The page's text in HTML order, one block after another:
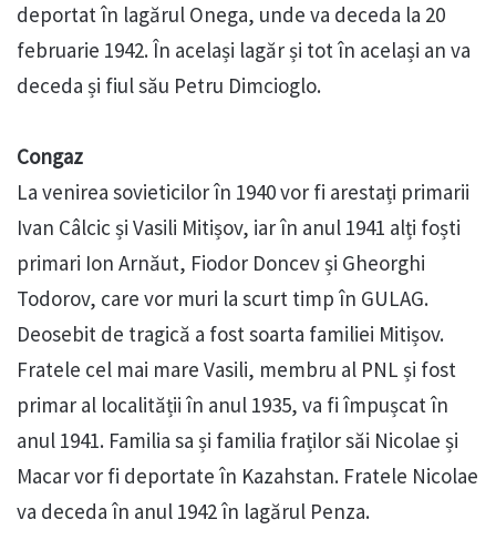
deportat în lagărul Onega, unde va deceda la 20
februarie 1942. În același lagăr și tot în același an va
deceda și fiul său Petru Dimcioglo.
Congaz
La venirea sovieticilor în 1940 vor fi arestați primarii
Ivan Câlcic și Vasili Mitișov, iar în anul 1941 alți foști
primari Ion Arnăut, Fiodor Doncev și Gheorghi
Todorov, care vor muri la scurt timp în GULAG.
Deosebit de tragică a fost soarta familiei Mitișov.
Fratele cel mai mare Vasili, membru al PNL și fost
primar al localității în anul 1935, va fi împușcat în
anul 1941. Familia sa și familia fraților săi Nicolae și
Macar vor fi deportate în Kazahstan. Fratele Nicolae
va deceda în anul 1942 în lagărul Penza.